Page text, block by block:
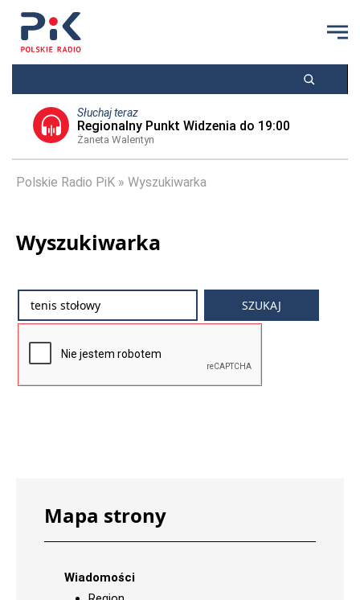
Słuchaj teraz
Regionalny Punkt Widzenia do 19:00
Żaneta Walentyn
Polskie Radio PiK Wyszukiwarka
Wyszukiwarka
Mapa strony
Wiadomości